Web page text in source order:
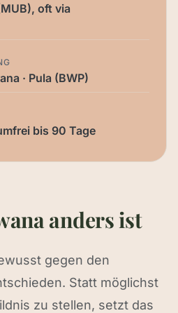
oft via
· Pula (BWP)
bis 90 Tage
anders ist
gegen den
Statt möglichst
zu stellen, setzt das